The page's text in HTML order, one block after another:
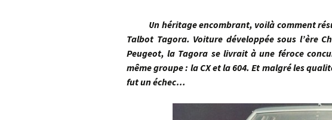
Un héritage encombrant, voilà comment
Talbot Tagora. Voiture développée sous l’ère
Peugeot, la Tagora se livrait à une féroce
même groupe : la CX et la 604. Et malgré les
fut un échec…